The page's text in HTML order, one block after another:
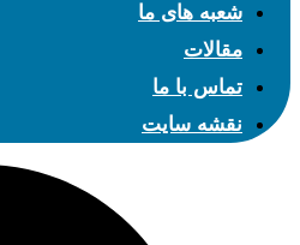
شعبه های ما
مقالات
تماس با ما
نقشه سایت